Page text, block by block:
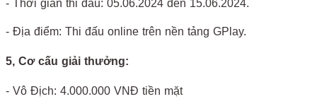
- Thời gian thi đấu: 05.06.2024 đến 15.06.2024.
- Địa điểm: Thi đấu online trên nền tảng GPlay.
5, Cơ cấu giải thưởng:
- Vô Địch: 4.000.000 VNĐ tiền mặt